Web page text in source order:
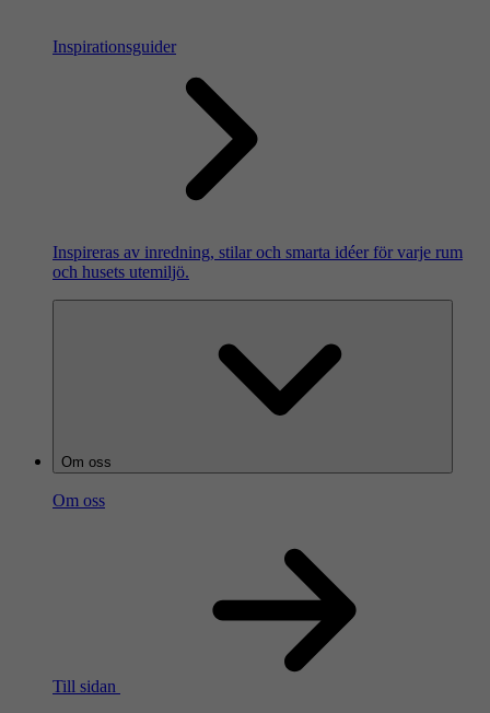
Inspirationsguider
Inspireras av inredning, stilar och smarta idéer för varje rum
och husets utemiljö.
Om oss
Om oss
Till sidan